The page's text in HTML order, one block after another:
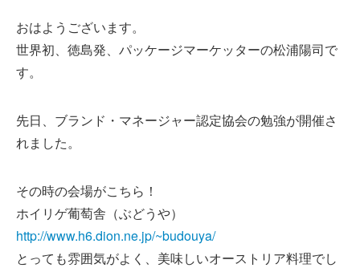
おはようございます。
世界初、徳島発、パッケージマーケッターの松浦陽司で
す。
先日、ブランド・マネージャー認定協会の勉強が開催さ
れました。
その時の会場がこちら！
ホイリゲ葡萄舎（ぶどうや）
http://www.h6.dion.ne.jp/~budouya/
とっても雰囲気がよく、美味しいオーストリア料理でし